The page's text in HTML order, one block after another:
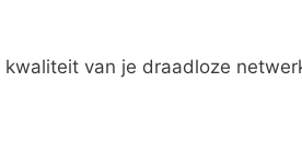
van je draadloze